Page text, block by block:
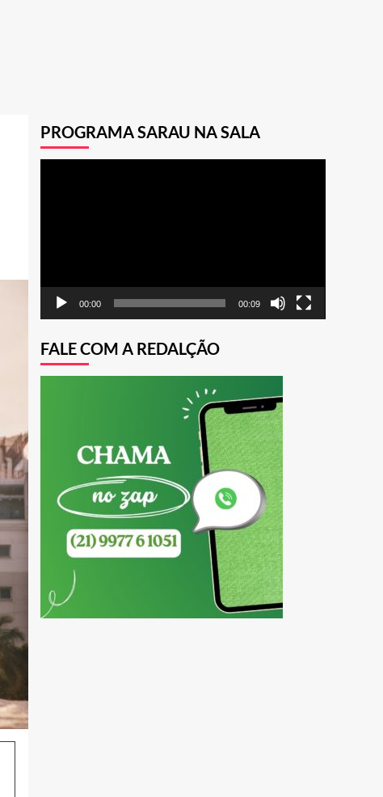
PROGRAMA SARAU NA SALA
00:00 00:09
FALE COM A REDALÇÃO